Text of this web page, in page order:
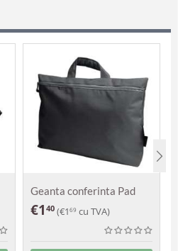
Geanta conferinta Pad
€1 40 (€1 69 cu TVA)